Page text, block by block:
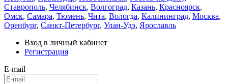
Ставрополь, Челябинск, Волгоград, Казань, Красноярск,
Омск, Самара, Тюмень, Чита, Вологда, Калининград, Москва,
Оренбург, Санкт-Петербург, Улан-Удэ, Ярославль
Вход в личный кабинет
Регистрация
E-mail